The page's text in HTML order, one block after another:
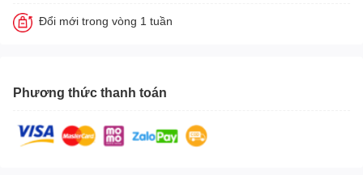
Đổi mới trong vòng 1 tuần
Phương thức thanh toán